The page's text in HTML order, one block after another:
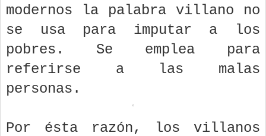
modernos la palabra villano no
se usa para imputar a los
pobres. Se emplea para
referirse a las malas
personas.
Por ésta razón, los villanos